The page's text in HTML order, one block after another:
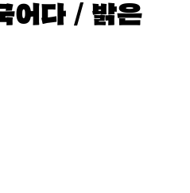
어다 / 밝은